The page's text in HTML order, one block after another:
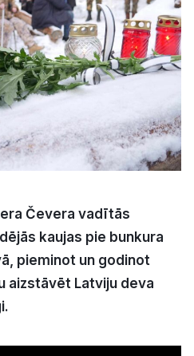
Čevera vadītās
kaujas pie bunkura
pieminot un godinot
aizstāvēt Latviju deva